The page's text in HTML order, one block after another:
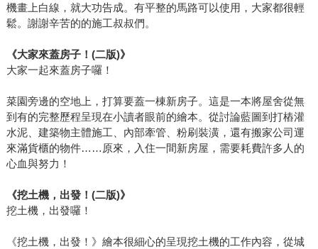
機畫上白線，就大功告成。有平整的馬路可以使用，大家都很輕
鬆。謝謝辛苦的的施工叔叔們。
《大家來蓋房子！(二版)》
大家一起來蓋房子囉！
菜園旁邊的空地上，打算要蓋一棟新房子。這是一本將屋舍從無
到有的完整歷程呈現在小讀者眼前的繪本。從討論藍圖到打樁灌
水泥、建築物主體施工、內部牽管、粉刷裝潢，還有搬家公司運
來滿貨櫃的物件……原來，入住一間新房屋，需要耗費許多人的
心血與努力！
《挖土機，出發！(二版)》
挖土機，出發囉！
《挖土機，出發！》繪本很細心的呈現挖土機的工作內容，從城